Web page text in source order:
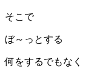
そこで
ぼ～っとする
何をするでもなく